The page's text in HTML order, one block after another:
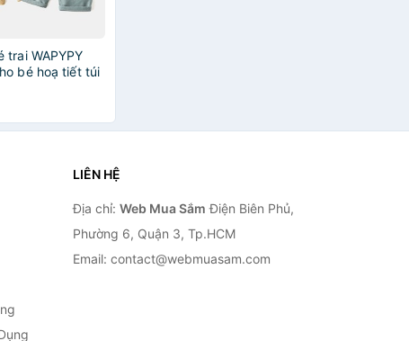
trai WAPYPY
bé hoạ tiết túi
LIÊN HỆ
Địa chỉ: Web Mua Sắm Điện Biên Phủ,
Phường 6, Quận 3, Tp.HCM
Email: contact@webmuasam.com